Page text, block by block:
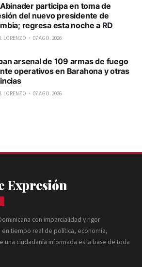
participa en toma de
del nuevo presidente de
regresa esta noche a RD
LORENZO 07 AGO. 2026
arsenal de 109 armas de fuego
operativos en Barahona y otras
LORENZO 07 AGO. 2026
Expresión
con imparcialidad y rigor
en tiempo real de política, economía,
una ciudadanía informada es la base de toda